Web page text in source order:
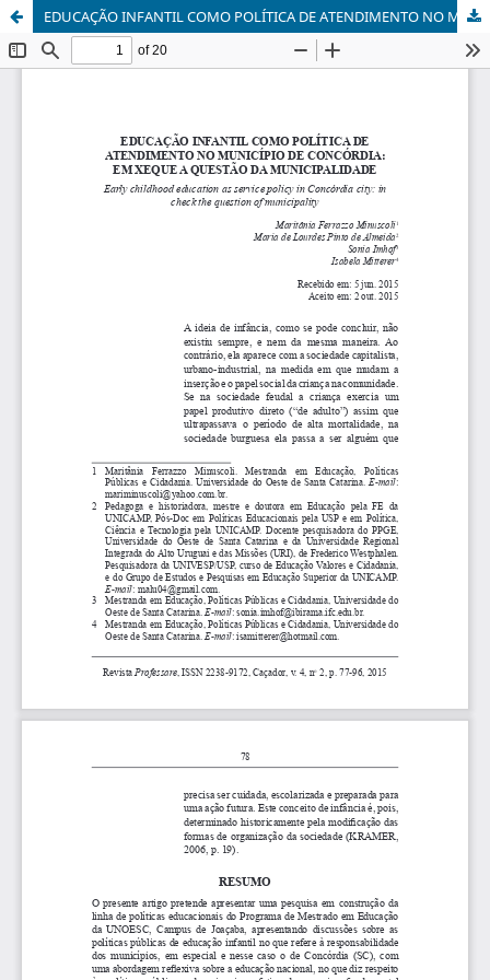
EDUCAÇÃO INFANTIL COMO POLÍTICA DE ATENDIMENTO NO MUNICÍPIO DE CONCÓRDIA: EM XEQUE A QUESTÃO DA MUNICIPALIDADE